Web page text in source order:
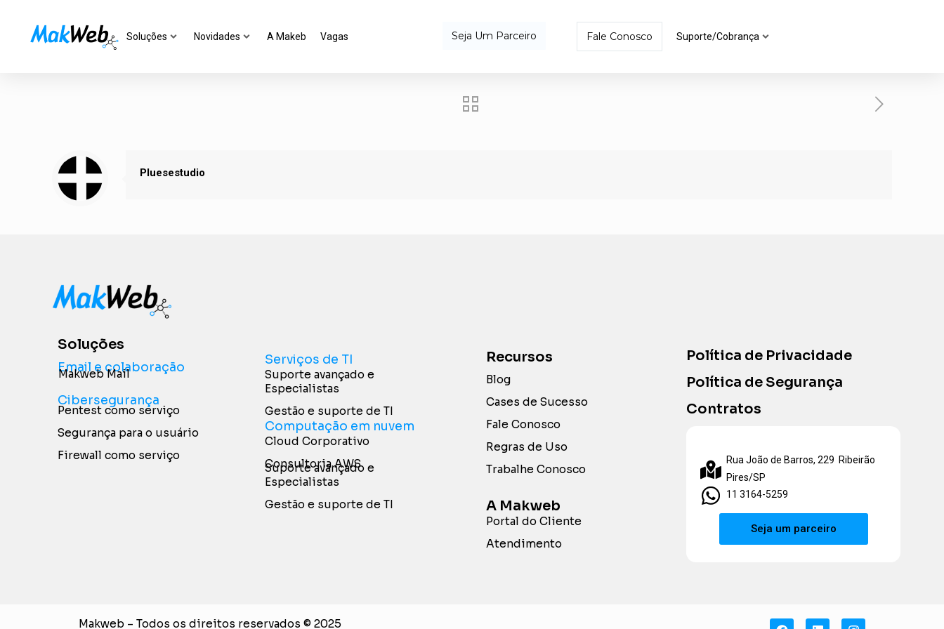
Soluções Novidades A Makeb Vagas Seja Um Parceiro Fale Conosco Suporte/Cobrança
Pluesestudio
Soluções
Email e colaboração
Makweb Mail
Cibersegurança
Pentest como serviço
Segurança para o usuário
Firewall como serviço
Serviços de TI
Suporte avançado e
Especialistas
Gestão e suporte de TI
Computação em nuvem
Cloud Corporativo
Consultoria AWS
Suporte avançado e
Especialistas
Gestão e suporte de TI
Recursos
Blog
Cases de Sucesso
Fale Conosco
Regras de Uso
Trabalhe Conosco
A Makweb
Portal do Cliente
Atendimento
Política de Privacidade
Política de Segurança
Contratos
Rua João de Barros, 229 Ribeirão
Pires/SP
11 3164-5259
Seja um parceiro
Makweb – Todos os direitos reservados © 2025